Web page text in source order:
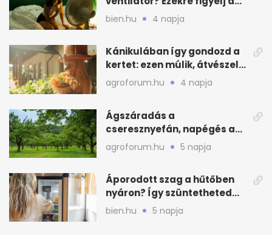
hőségben alvásnál
bien.hu 4 napja
Kánikulában így gondozd a
kertet: ezen múlik, átvészeli-
e a hőséget
agroforum.hu 4 napja
Ágszáradás a
cseresznyefán, napégés a
kajszin: mit tehetsz most?
agroforum.hu 5 napja
Áporodott szag a hűtőben
nyáron? Így szüntetheted
meg olcsón
bien.hu 5 napja